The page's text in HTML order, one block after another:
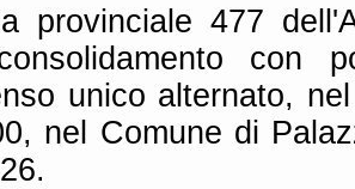
provinciale 477
con
unico alternato,
nel Comune di